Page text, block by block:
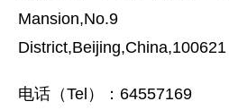
Mansion,No.9
District,Beijing,China,100621
电话（Tel）：64557169